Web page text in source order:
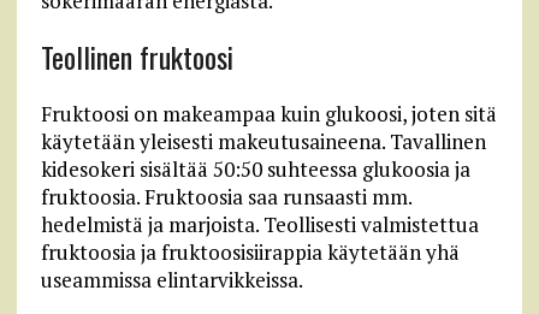
Teollinen fruktoosi
Fruktoosi on makeampaa kuin glukoosi, joten sitä
käytetään yleisesti makeutusaineena. Tavallinen
kidesokeri sisältää 50:50 suhteessa glukoosia ja
fruktoosia. Fruktoosia saa runsaasti mm.
hedelmistä ja marjoista. Teollisesti valmistettua
fruktoosia ja fruktoosisiirappia käytetään yhä
useammissa elintarvikkeissa.